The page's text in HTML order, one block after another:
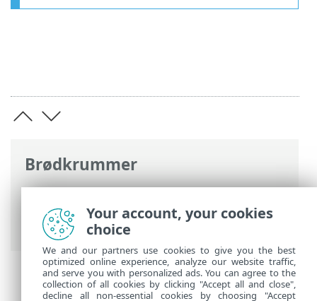
Brødkrummer
ESET-onlinehjælp>ESET Security
Ultimate
>Arbejde med ESET Security
Ultimate
> Opdatering
Your account, your cookies
choice
We and our partners use cookies to give you the best
optimized online experience, analyze our website traffic,
and serve you with personalized ads. You can agree to the
collection of all cookies by clicking "Accept all and close",
decline all non-essential cookies by choosing "Accept